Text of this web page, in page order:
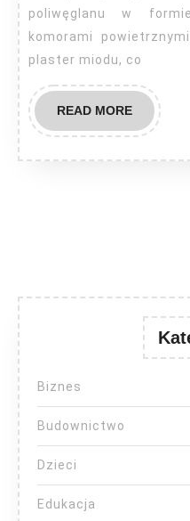
poliwęglanu w
komorami
plaster miodu, co
READ MOREREAD
MORE
Biznes
Budownictwo
Dzieci
Edukacja